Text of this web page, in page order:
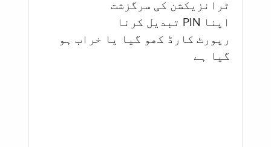
ٹرانزیکشن کی سرگزشت
اپنا PIN تبدیل کرنا
رپورٹ کارڈ کھو گیا یا خراب ہو
گيا ہے